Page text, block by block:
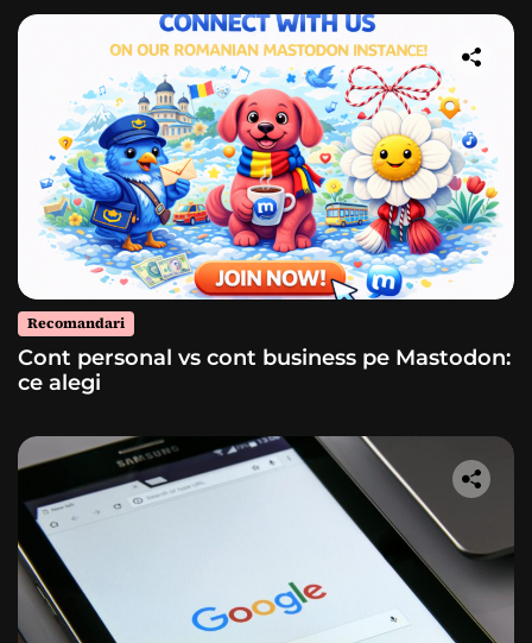
Recomandari
Cont personal vs cont business pe Mastodon:
ce alegi